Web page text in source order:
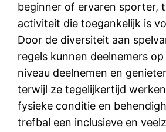
beginner of ervaren sporter,
activiteit die toegankelijk is
Door de diversiteit aan
regels kunnen deelnemers
niveau deelnemen en
terwijl ze tegelijkertijd
fysieke conditie en
trefbal een inclusieve en